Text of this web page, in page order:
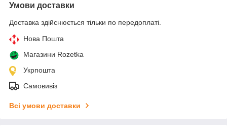
Умови доставки
Доставка здійснюється тільки по передоплаті.
Нова Пошта
Магазини Rozetka
Укрпошта
Самовивіз
Всі умови доставки